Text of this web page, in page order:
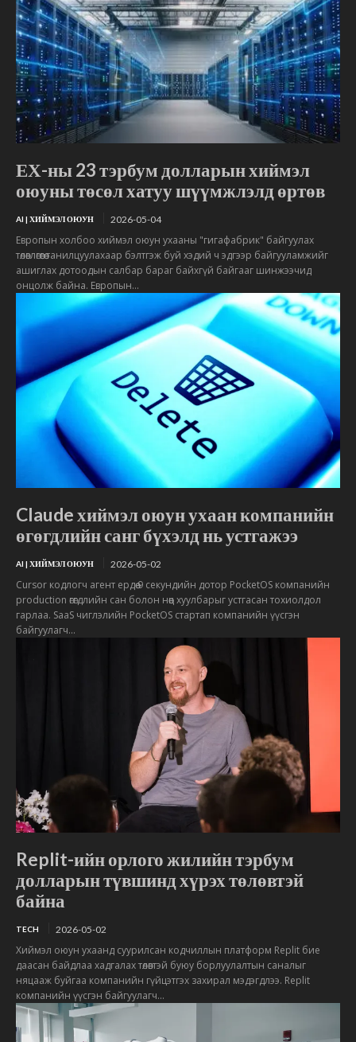
ЕХ-ны 23 тэрбум долларын хиймэл
оюуны төсөл хатуу шүүмжлэлд өртөв
AI | ХИЙМЭЛ ОЮУН 2026-05-04
Европын холбоо хиймэл оюун ухааны "гигафабрик" байгуулах
төлөвлөгөөгөө танилцуулахаар бэлтгэж буй хэдий ч эдгээр байгууламжийг
ашиглах дотоодын салбар бараг байхгүй байгааг шинжээчид
онцолж байна. Европын...
Claude хиймэл оюун ухаан компанийн
өгөгдлийн санг бүхэлд нь устгажээ
AI | ХИЙМЭЛ ОЮУН 2026-05-02
Cursor кодлогч агент ердөө 9 секундийн дотор PocketOS компанийн
production өгөгдлийн сан болон нөөц хуулбарыг устгасан тохиолдол
гарлаа. SaaS чиглэлийн PocketOS стартап компанийн үүсгэн
байгуулагч...
Replit-ийн орлого жилийн тэрбум
долларын түвшинд хүрэх төлөвтэй
байна
TECH 2026-05-02
Хиймэл оюун ухаанд суурилсан кодчиллын платформ Replit бие
даасан байдлаа хадгалах төлөвтэй буюу борлуулалтын саналыг
няцааж буйгаа компанийн гүйцэтгэх захирал мэдэгдлээ. Replit
компанийн үүсгэн байгуулагч...